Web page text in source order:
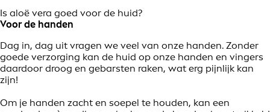
Is aloë vera goed voor de huid?
Voor de handen
Dag in, dag uit vragen we veel van onze handen. Zonder
goede verzorging kan de huid op onze handen en vingers
daardoor droog en gebarsten raken, wat erg pijnlijk kan
zijn!
Om je handen zacht en soepel te houden, kan een